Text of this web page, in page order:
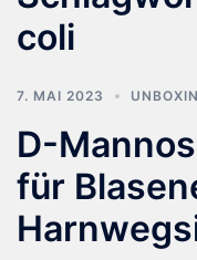
coli
7. MAI 2023
D-
für